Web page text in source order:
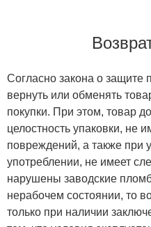
Согласно закона о защите
вернуть или обменять
покупки. При этом, товар
целостность упаковки, не
повреждений, а также при
употреблении, не имеет
нарушены заводские
нерабочем состоянии, то
только при наличии